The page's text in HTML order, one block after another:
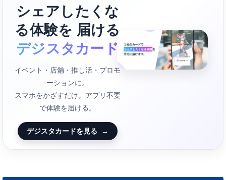
シェアしたくな
る体験を 届ける
デジスタカード
イベント・店舗・推し活・プロモ
ーションに。
スマホをかざすだけ。アプリ不要
で体験を届ける。
デジスタカードを見る →